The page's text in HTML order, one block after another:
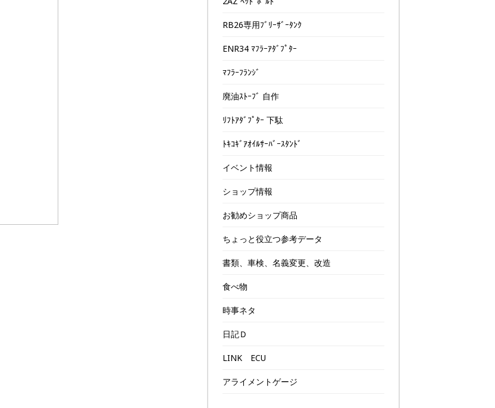
RB26専用ﾌﾞﾘｰｻﾞｰﾀﾝｸ
ENR34 ﾏﾌﾗｰｱﾀﾞﾌﾟﾀｰ
ﾏﾌﾗｰﾌﾗﾝｼﾞ
廃油ｽﾄｰﾌﾞ 自作
ﾘﾌﾄｱﾀﾞﾌﾟﾀｰ 下駄
ﾄｷｺｷﾞｱｵｲﾙｻｰﾊﾞｰｽﾀﾝﾄﾞ
イベント情報
ショップ情報
お勧めショップ商品
ちょっと役立つ参考データ
書類、車検、名義変更、改造
食べ物
時事ネタ
日記Ｄ
LINK ECU
アライメントゲージ